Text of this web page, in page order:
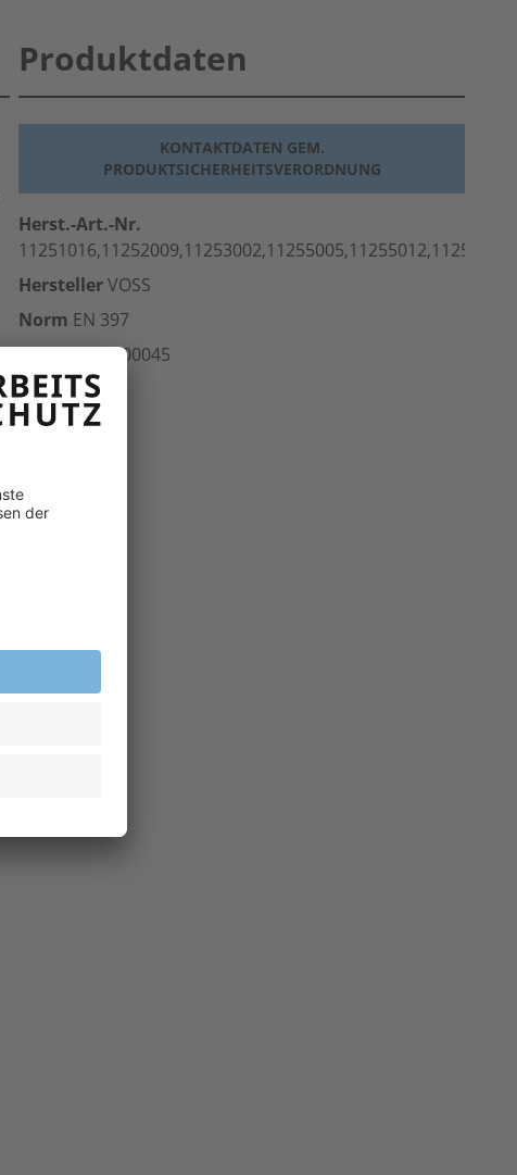
Produktdaten
KONTAKTDATEN GEM.
PRODUKTSICHERHEITSVERORDNUNG
Herst.-Art.-Nr.
HerstellerVOSS
Norm EN 397
Art.-Nr.500.00045
Einheit
Stk